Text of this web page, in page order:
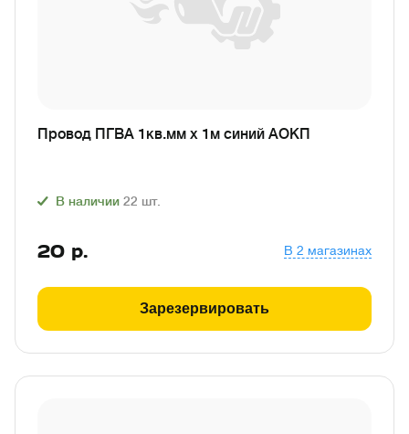
Провод ПГВА 1кв.мм х 1м синий АОКП
В наличии 22 шт.
20 р. В 2 магазинах
Зарезервировать